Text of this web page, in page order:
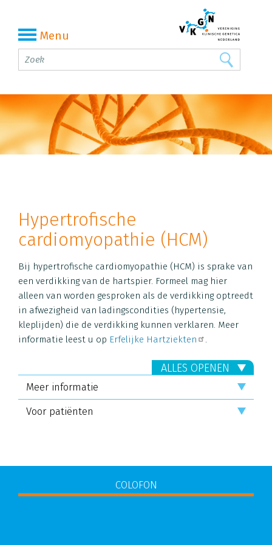
Menu
Hypertrofische
cardiomyopathie (HCM)
Bij hypertrofische cardiomyopathie (HCM) is sprake van
een verdikking van de hartspier. Formeel mag hier
alleen van worden gesproken als de verdikking optreedt
in afwezigheid van ladingscondities (hypertensie,
kleplijden) die de verdikking kunnen verklaren. Meer
informatie leest u op Erfelijke Hartziekten .
ALLES OPENEN
Meer informatie
Voor patiënten
COLOFON